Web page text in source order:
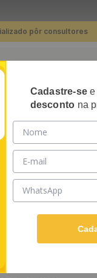
pôr consultores
PAREDE
48 x 300 cm
PAPEL DE
-
O papel de parede
a decoração de
tipo de revestimento
padrões clássicos até
Cadastre-see
desconto na